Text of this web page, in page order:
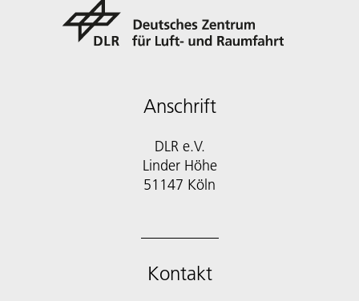
Anschrift
DLR e.V.
Linder Höhe
51147 Köln
Kontakt